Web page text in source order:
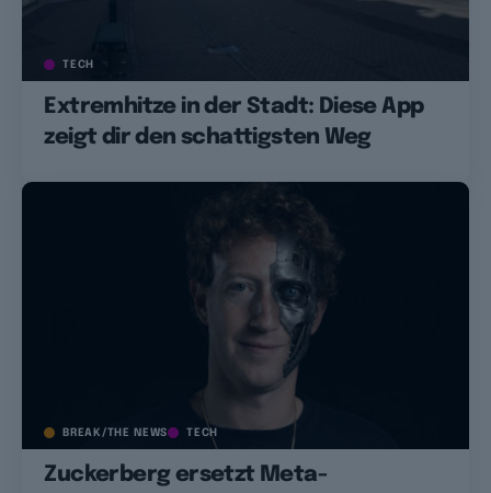
TECH
Extremhitze in der Stadt: Diese App
zeigt dir den schattigsten Weg
BREAK/THE NEWS TECH
Zuckerberg ersetzt Meta-